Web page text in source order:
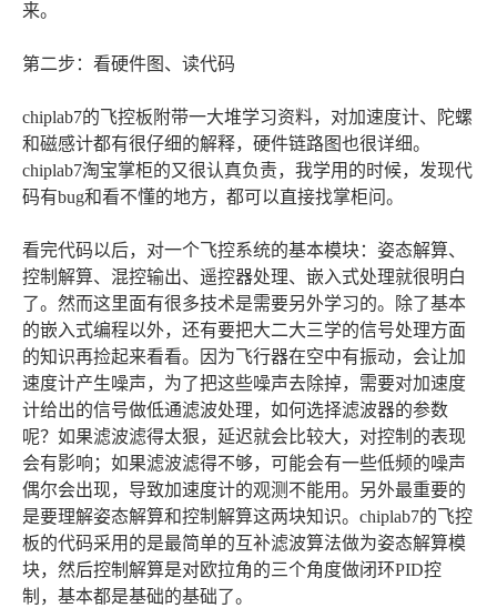
来。
第二步：看硬件图、读代码
chiplab7的飞控板附带一大堆学习资料，对加速度计、陀螺
和磁感计都有很仔细的解释，硬件链路图也很详细。
chiplab7淘宝掌柜的又很认真负责，我学用的时候，发现代
码有bug和看不懂的地方，都可以直接找掌柜问。
看完代码以后，对一个飞控系统的基本模块：姿态解算、
控制解算、混控输出、遥控器处理、嵌入式处理就很明白
了。然而这里面有很多技术是需要另外学习的。除了基本
的嵌入式编程以外，还有要把大二大三学的信号处理方面
的知识再捡起来看看。因为飞行器在空中有振动，会让加
速度计产生噪声，为了把这些噪声去除掉，需要对加速度
计给出的信号做低通滤波处理，如何选择滤波器的参数
呢？如果滤波滤得太狠，延迟就会比较大，对控制的表现
会有影响；如果滤波滤得不够，可能会有一些低频的噪声
偶尔会出现，导致加速度计的观测不能用。另外最重要的
是要理解姿态解算和控制解算这两块知识。chiplab7的飞控
板的代码采用的是最简单的互补滤波算法做为姿态解算模
块，然后控制解算是对欧拉角的三个角度做闭环PID控
制，基本都是基础的基础了。